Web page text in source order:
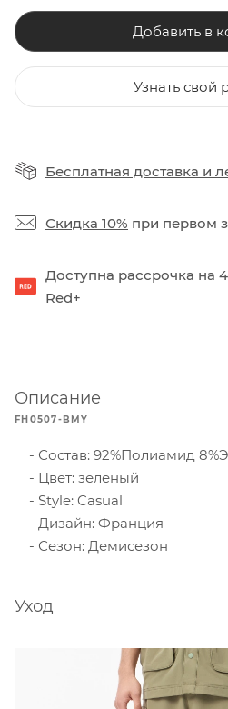
Добавить в
Узнать свой
Бесплатная доставка и
Скидка 10% при первом
Доступна рассрочка на
Red+
Описание
FH0507-BMY
Состав: 92%Полиамид
Цвет: зеленый
Style: Casual
Дизайн: Франция
Сезон: Демисезон
Уход